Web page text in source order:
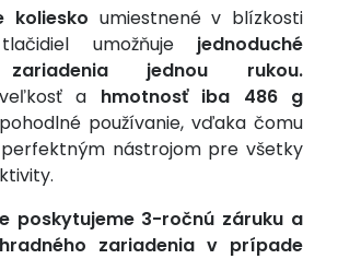
koliesko umiestnené v blízkosti
umožňuje jednoduché
zariadenia jednou rukou.
a hmotnosť iba 486 g
používanie, vďaka čomu
nástrojom pre všetky
poskytujeme 3-ročnú záruku a
zariadenia v prípade